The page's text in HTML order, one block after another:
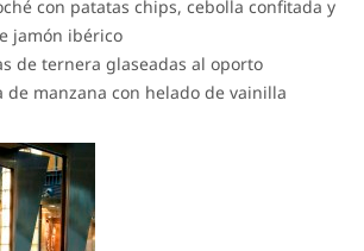
con patatas chips, cebolla confitada y
jamón ibérico
de ternera glaseadas al oporto
de manzana con helado de vainilla